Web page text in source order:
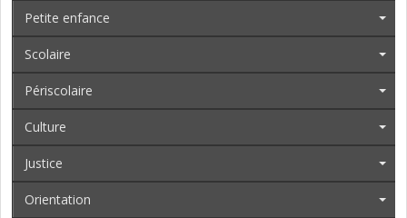
Petite enfance
Scolaire
Périscolaire
Culture
Justice
Orientation